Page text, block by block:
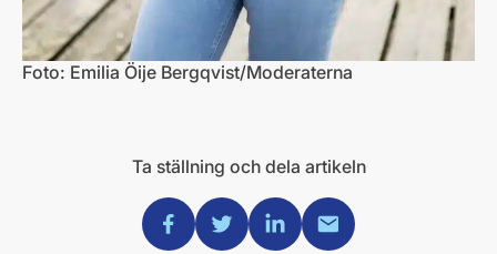
Foto: Emilia Öije Bergqvist/Moderaterna
Ta ställning och dela artikeln
Dela via Facebook
Dela via Twitter
Dela via Linkedin
Dela via Mail